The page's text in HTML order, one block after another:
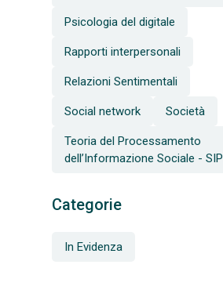
Psicologia del digitale
Rapporti interpersonali
Relazioni Sentimentali
Social network Società
Teoria del Processamento
dell’Informazione Sociale - SIP
Categorie
In Evidenza